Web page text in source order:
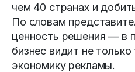
чем 40 странах и
По словам
ценность решения — в
бизнес видит не
экономику рекламы.